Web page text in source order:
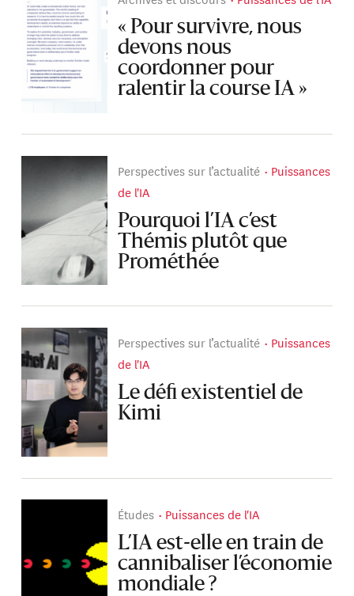
« Pour survivre, nous
devons nous
coordonner pour
ralentir la course IA »
Perspectives sur l’actualité
Puissances
de l'IA
Pourquoi l’IA c’est
Thémis plutôt que
Prométhée
Perspectives sur l’actualité
Puissances
de l'IA
Le défi existentiel de
Kimi
Études Puissances de l'IA
L’IA est-elle en train de
cannibaliser l’économie
mondiale ?